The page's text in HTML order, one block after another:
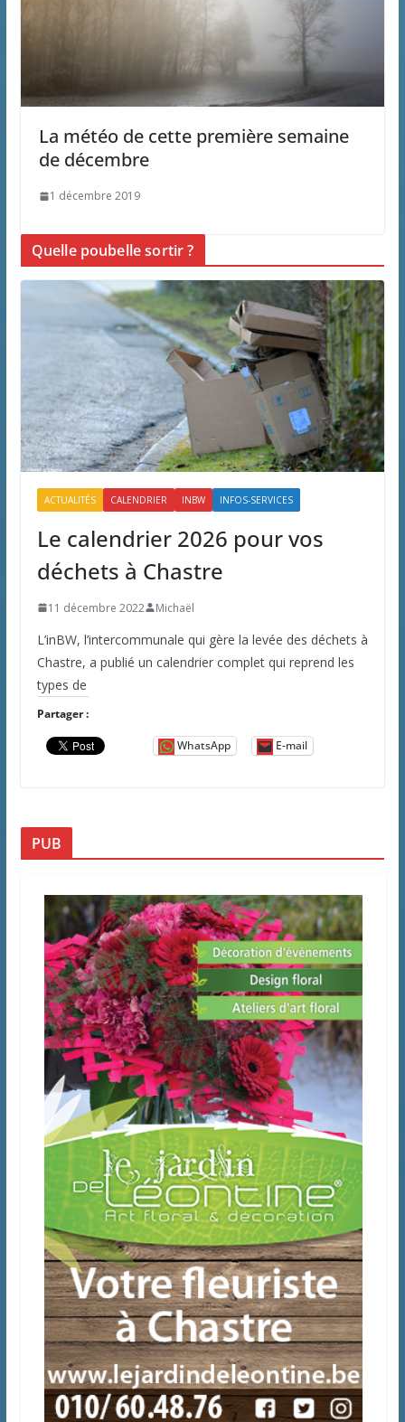
La météo de cette première semaine
de décembre
1 décembre 2019
Quelle poubelle sortir ?
ACTUALITÉS CALENDRIER INBW INFOS-SERVICES
Le calendrier 2026 pour vos
déchets à Chastre
11 décembre 2022 Michaël
L’inBW, l’intercommunale qui gère la levée des déchets à
Chastre, a publié un calendrier complet qui reprend les
types de
Partager :
WhatsApp E-mail
PUB